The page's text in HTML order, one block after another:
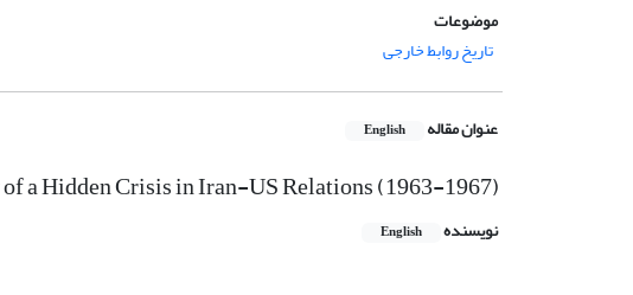
موضوعات
تاریخ روابط خارجی
عنوان مقاله English
a Hidden Crisis in Iran-US Relations (1963-1967)
نویسنده English